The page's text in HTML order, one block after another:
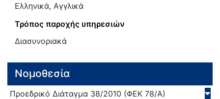
Ελληνικά, Αγγλικά
Τρόπος παροχής υπηρεσιών
Διασυνοριακά
Νομοθεσία
Προεδρικό Διάταγμα 38/2010 (ΦΕΚ 78/Α)